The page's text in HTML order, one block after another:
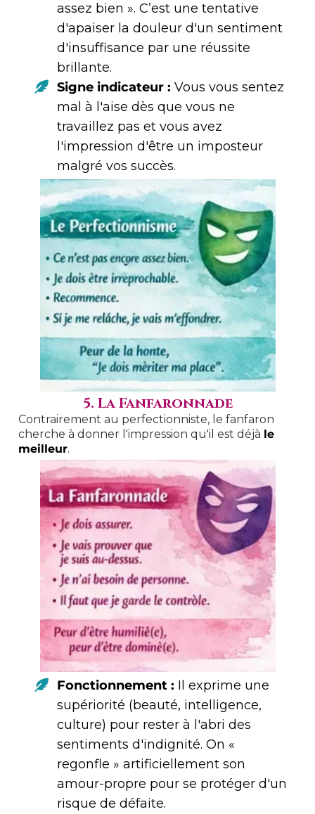
assez bien ». C’est une tentative
d'apaiser la douleur d'un sentiment
d'insuffisance par une réussite
brillante.
Signe indicateur : Vous vous sentez
mal à l'aise dès que vous ne
travaillez pas et vous avez
l'impression d'être un imposteur
malgré vos succès.
5. La Fanfaronnade
Contrairement au perfectionniste, le fanfaron
cherche à donner l'impression qu'il est déjà le
meilleur.
Fonctionnement : Il exprime une
supériorité (beauté, intelligence,
culture) pour rester à l'abri des
sentiments d'indignité. On «
regonfle » artificiellement son
amour-propre pour se protéger d'un
risque de défaite.